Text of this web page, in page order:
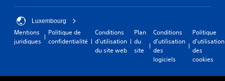
Luxembourg
Mentions
juridiques
Politique de
confidentialité
Conditions
d'utilisation
du site web
Plan
du
site
Conditions
d'utilisation
des
logiciels
Politique
d'utilisation
des
cookies